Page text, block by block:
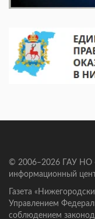
© 2006–2026 ГАУ НО
информационный
Газета
Управлением
соблюдением